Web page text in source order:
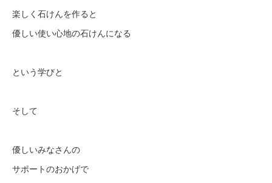
楽しく石けんを作ると
優しい使い心地の石けんになる
という学びと
そして
優しいみなさんの
サポートのおかげで